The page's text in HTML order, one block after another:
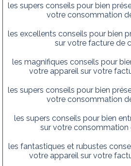
les supers conseils pour bien
votre consommation
les excellents conseils pour bien
sur votre facture de
les magnifiques conseils pour
votre appareil sur votre
les supers conseils pour bien
votre consommation
les supers conseils pour bien
sur votre consommation
les fantastiques et rubustes
votre appareil sur votre